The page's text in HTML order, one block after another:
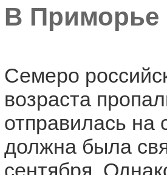
В Приморье
Семеро
возраста
отправилась на
должна была
сентября.